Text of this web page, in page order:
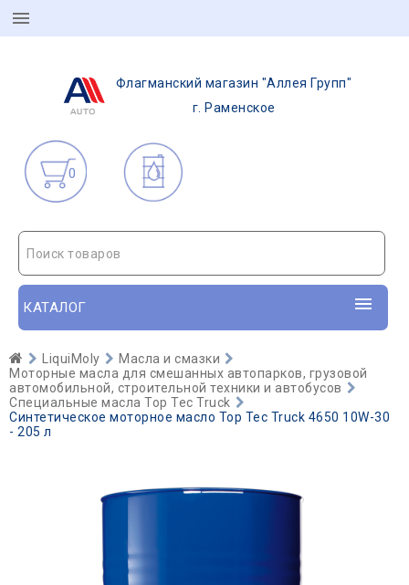
Флагманский магазин "Аллея Групп"
г. Раменское
0
Поиск товаров
КАТАЛОГ
LiquiMoly
Масла и смазки
Моторные масла для смешанных автопарков, грузовой
автомобильной, строительной техники и автобусов
Специальные масла Top Tec Truck
Синтетическое моторное масло Top Tec Truck 4650 10W-30
- 205 л